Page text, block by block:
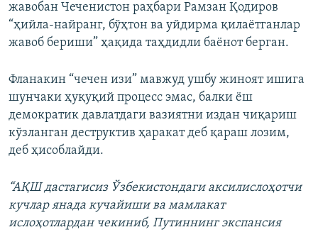
жавобан Чеченистон раҳбари Рамзан Қодиров
“ҳийла-найранг, бўҳтон ва уйдирма қилаётганлар
жавоб бериши” ҳақида таҳдидли баёнот берган.
Фланакин “чечен изи” мавжуд ушбу жиноят ишига
шунчаки ҳуқуқий процесс эмас, балки ёш
демократик давлатдаги вазиятни издан чиқариш
кўзланган деструктив ҳаракат деб қараш лозим,
деб ҳисоблайди.
“АҚШ дастагисиз Ўзбекистондаги аксилислоҳотчи
кучлар янада кучайиши ва мамлакат
ислоҳотлардан чекиниб, Путиннинг экспансия